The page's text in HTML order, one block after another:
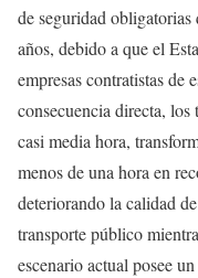
de seguridad
años, debido a que el
empresas contratistas de
consecuencia directa,
casi media hora,
menos de una hora en
deteriorando la calidad
transporte público
escenario actual posee